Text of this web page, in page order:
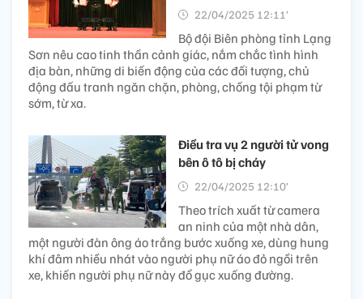
22/04/2025 12:11’
Bộ đội Biên phòng tỉnh Lạng
Sơn nêu cao tinh thần cảnh giác, nắm chắc tình hình
địa bàn, những di biến động của các đối tượng, chủ
động đấu tranh ngăn chặn, phòng, chống tội phạm từ
sớm, từ xa.
Điều tra vụ 2 người tử vong
bên ô tô bị cháy
22/04/2025 12:10’
Theo trích xuất từ camera
an ninh của một nhà dân,
một người đàn ông áo trắng bước xuống xe, dùng hung
khí đâm nhiều nhát vào người phụ nữ áo đỏ ngồi trên
xe, khiến người phụ nữ này đổ gục xuống đường.